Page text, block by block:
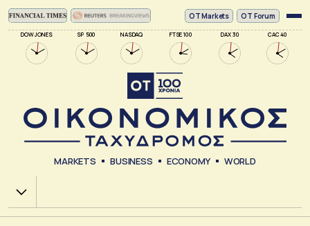
DOW JONES SP 500 NASDAQ FTSE 100 DAX 30 CAC 40
ΟΤ Markets OT Forum
MARKETS BUSINESS ECONOMY WORLD
Χ.Α.